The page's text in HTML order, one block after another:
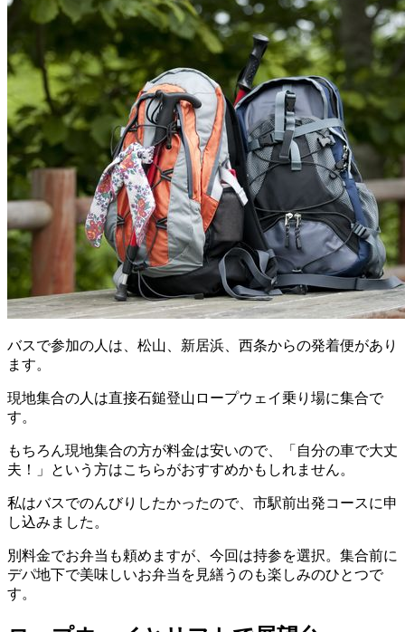
バスで参加の人は、松山、新居浜、西条からの発着便があり
ます。
現地集合の人は直接石鎚登山ロープウェイ乗り場に集合で
す。
もちろん現地集合の方が料金は安いので、「自分の車で大丈
夫！」という方はこちらがおすすめかもしれません。
私はバスでのんびりしたかったので、市駅前出発コースに申
し込みました。
別料金でお弁当も頼めますが、今回は持参を選択。集合前に
デパ地下で美味しいお弁当を見繕うのも楽しみのひとつで
す。